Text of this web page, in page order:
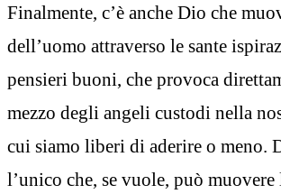
Finalmente, c’è anche Dio che
dell’uomo attraverso le sante
pensieri buoni, che provoca
mezzo degli angeli custodi nella
cui siamo liberi di aderire o meno.
l’unico che, se vuole, può muovere